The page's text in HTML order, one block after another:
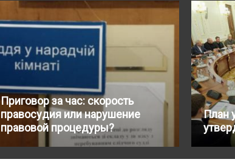
Приговор за час: скорость
правосудия или нарушение
правовой процедуры?
План